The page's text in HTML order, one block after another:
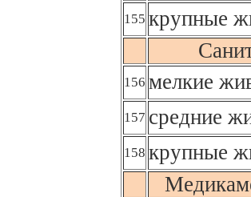
155 крупные
156 мелкие
157 средние
158 крупные